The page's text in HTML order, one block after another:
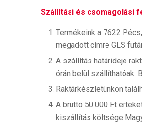
Szállítási és csomagolási
Termékeink a 7622
megadott címre GLS
A szállítás határideje
órán belül szállíthatóak.
Raktárkészletünkön
A bruttó 50.000 Ft
kiszállítás költsége